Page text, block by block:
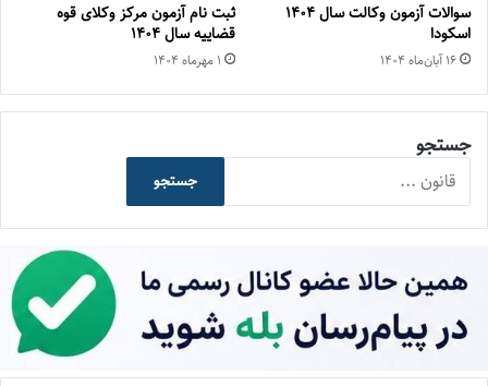
سوالات آزمون وکالت سال ۱۴۰۴
اسکودا
۱۶ آبان‌ماه ۱۴۰۴
ثبت نام آزمون مرکز وکلای قوه
قضاییه سال ۱۴۰۴
۱ مهر‌ماه ۱۴۰۴
جستجو
جستجو